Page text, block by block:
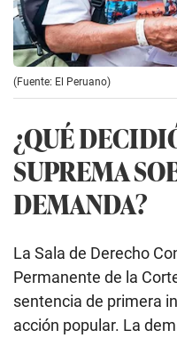
(Fuente: El Peruano)
¿QUÉ
SUPREMA
DEMANDA?
La Sala de Derecho
Permanente de la
sentencia de primera
acción popular. La